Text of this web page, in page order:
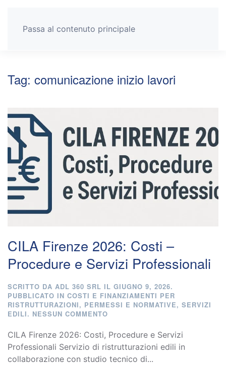
Passa al contenuto principale
Tag: comunicazione inizio lavori
CILA Firenze 2026: Costi –
Procedure e Servizi Professionali
SCRITTO DA ADL 360 SRL IL GIUGNO 9, 2026.
PUBBLICATO IN COSTI E FINANZIAMENTI PER
RISTRUTTURAZIONI, PERMESSI E NORMATIVE, SERVIZI
EDILI. NESSUN COMMENTO
FIRENZE
2026:
COSTI
–
CILA Firenze 2026: Costi, Procedure e Servizi
Professionali Servizio di ristrutturazioni edili in
collaborazione con studio tecnico di...